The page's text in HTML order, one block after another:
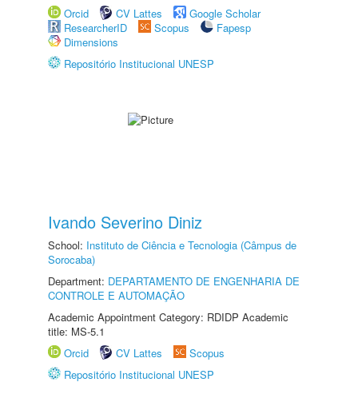
Orcid
CV Lattes
Google Scholar
ResearcherID
Scopus
Fapesp
Dimensions
Repositório Institucional UNESP
Ivando Severino Diniz
School: Instituto de Ciência e Tecnologia (Câmpus de
Sorocaba)
Department: DEPARTAMENTO DE ENGENHARIA DE
CONTROLE E AUTOMAÇÃO
Academic Appointment Category: RDIDP Academic
title: MS-5.1
Orcid
CV Lattes
Scopus
Repositório Institucional UNESP